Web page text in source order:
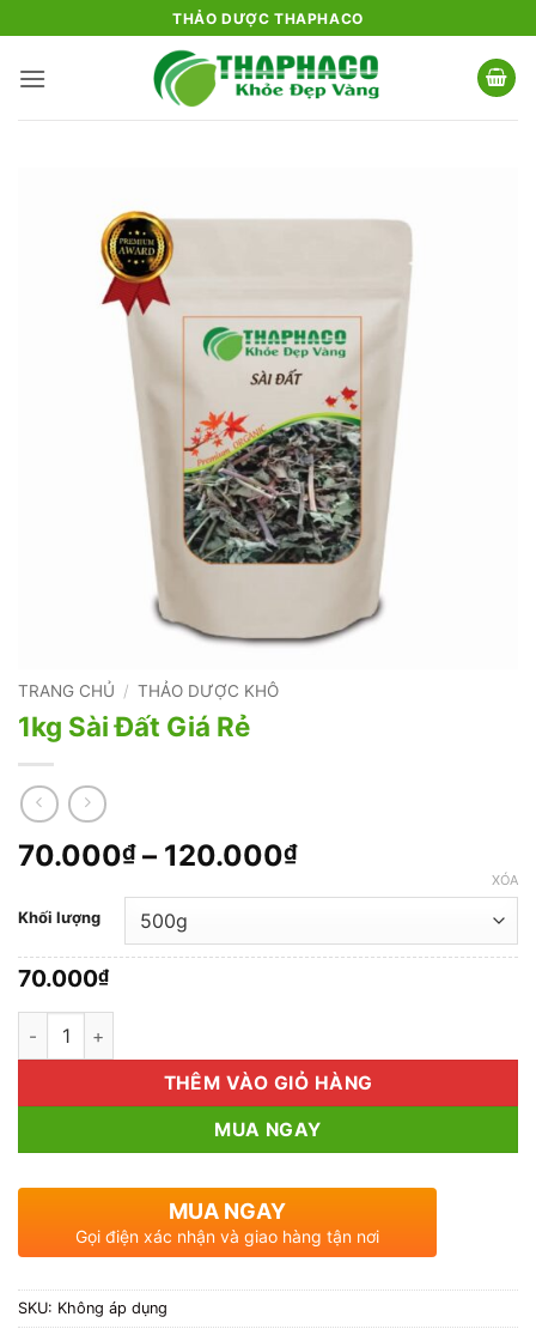
qua
nội
THẢO DƯỢC THAPHACO
TRANG CHỦ / THẢO DƯỢC KHÔ
1kg Sài Đất Giá Rẻ
70.000₫ – 120.000₫Khoảng
70.000₫
đến
Khối lượng
XÓA
70.000₫
1kg Sài Đất Giá Rẻ số lượng
THÊM VÀO GIỎ HÀNG
MUA NGAY
MUA NGAY
Gọi điện xác nhận và giao hàng tận nơi
SKU: Không áp dụng